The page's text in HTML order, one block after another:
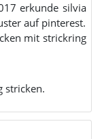
erkunde silvia
auf pinterest.
mit strickring
stricken.